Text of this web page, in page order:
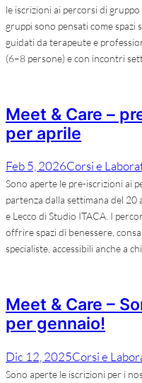
le iscrizioni ai percorsi di
gruppi sono pensati come spazi
guidati da terapeute e
(6–8 persone) e con incontri
Meet & Care –
per aprile
Feb 5, 2026Corsi e
Sono aperte le pre-iscrizioni ai
partenza dalla settimana del 20
e Lecco di Studio ITACA. I
offrire spazi di benessere,
specialiste, accessibili anche a
Meet & Care –
per gennaio!
Dic 12, 2025Corsi e
Sono aperte le iscrizioni per i